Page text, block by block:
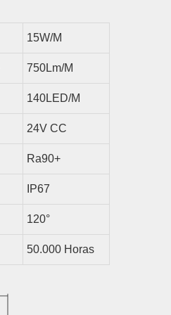
15W/m
750Lm/m
140LED/m
24V CC
Ra90+
IP67
120°
50.000 Horas